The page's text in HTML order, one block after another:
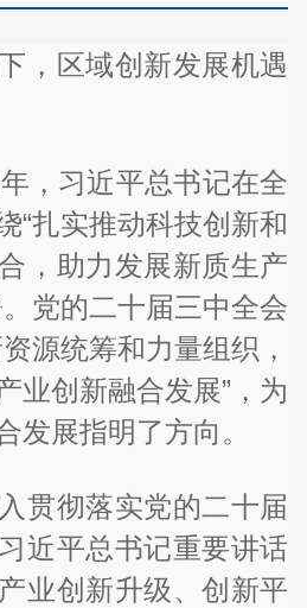
，区域创新发展机遇
，习近平总书记在全
“扎实推动科技创新和
，助力发展新质生产
党的二十届三中全会
源统筹和力量组织，
业创新融合发展”，为
发展指明了方向。
贯彻落实党的二十届
近平总书记重要讲话
业创新升级、创新平